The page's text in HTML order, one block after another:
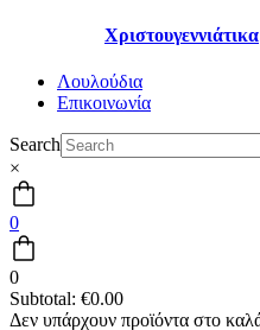
Χριστουγεννιάτικα
Λουλούδια
Επικοινωνία
Search
×
0
0
Subtotal: €0.00